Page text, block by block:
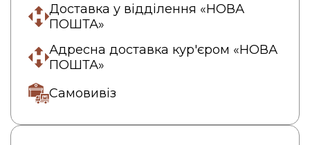
Доставка у відділення «НОВА
ПОШТА»
Адресна доставка кур'єром «НОВА
ПОШТА»
Самовивіз